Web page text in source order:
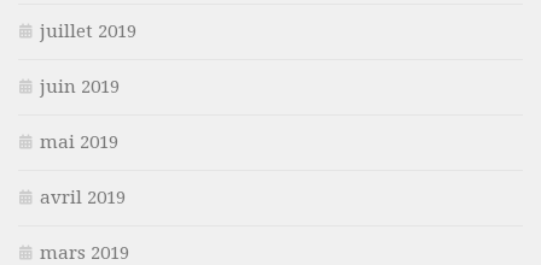
juillet 2019
juin 2019
mai 2019
avril 2019
mars 2019